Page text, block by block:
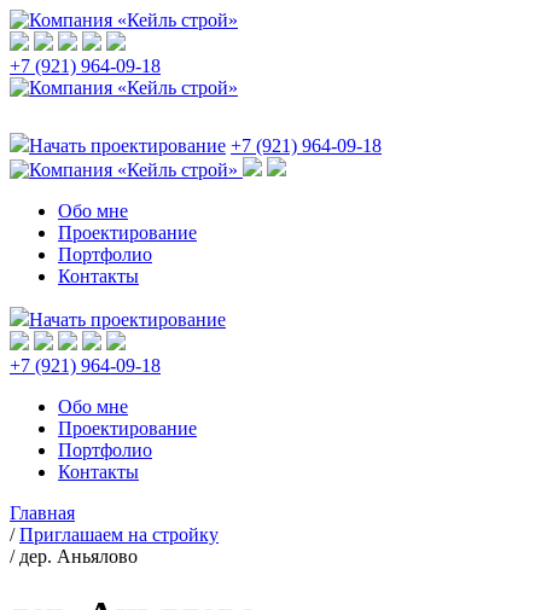
+7 (921) 964-09-18
Начать проектирование +7 (921) 964-09-18
Обо мне
Проектирование
Портфолио
Контакты
Начать проектирование
+7 (921) 964-09-18
Обо мне
Проектирование
Портфолио
Контакты
Главная
/ Приглашаем на стройку
/ дер. Аньялово